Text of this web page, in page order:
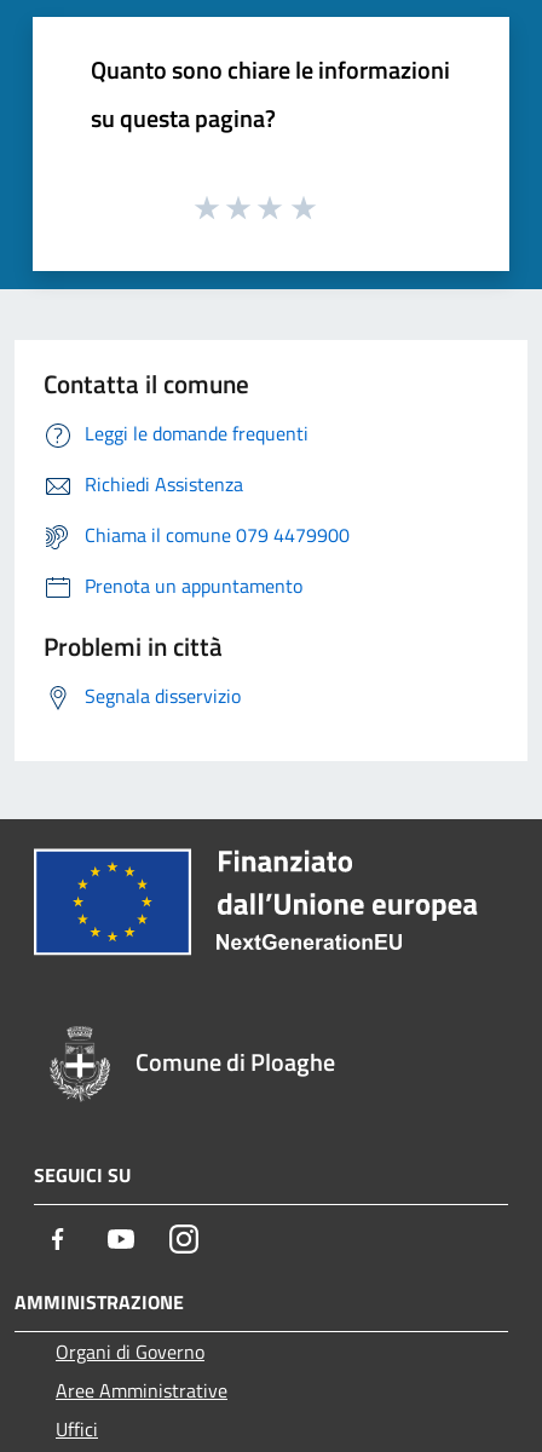
Quanto sono chiare le informazioni
su questa pagina?
Contatta il comune
Leggi le domande frequenti
Richiedi Assistenza
Chiama il comune 079 4479900
Prenota un appuntamento
Problemi in città
Segnala disservizio
Comune di Ploaghe
SEGUICI SU
Facebook YoutubeInstagram
AMMINISTRAZIONE
Organi di Governo
Aree Amministrative
Uffici